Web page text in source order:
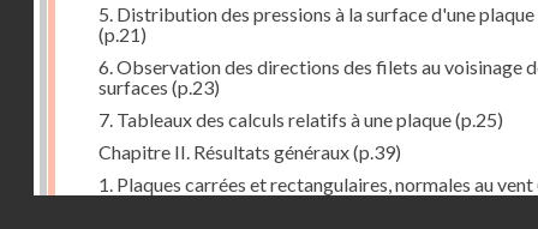
5. Distribution des pressions à la surface d'une plaque
(p.21)
6. Observation des directions des filets au voisinage
surfaces (p.23)
7. Tableaux des calculs relatifs à une plaque(p.25)
Chapitre II. Résultats généraux(p.39)
1. Plaques carrées et rectangulaires, normales au vent